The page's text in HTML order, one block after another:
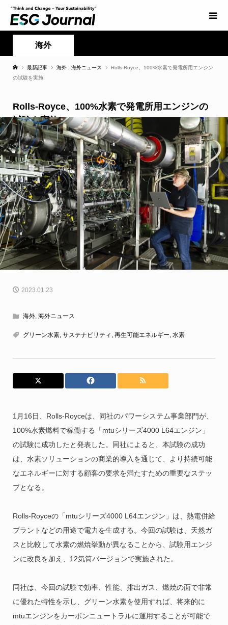
海外
最新記事 海外 海外ニュース
Rolls-Royce、100%水素で発電所用エンジン
の試験を実施
Rolls-Royce、100%水素で発電所用エンジンの
試験を実施
2023.01.23
海外, 海外ニュース
グリーン水素, サステナビリティ 再生可能エネルギー 水素
1月16日、Rolls-Royceは、同社のパワーシステム事業部門が、
100%水素燃料で稼働する「mtuシリーズ4000 L64エンジン」
の試験に成功したと発表した。同社によると、本試験の成功
は、水素ソリューションの商業的導入を通じて、より持続可能
なエネルギーに対する顧客の要求を満たすための重要なステッ
プとなる。
Rolls-Royceの「mtuシリーズ4000 L64エンジン」は、熱電併給
プラントなどの用途で電力を生成する。今回の試験は、天然ガ
スと比較して水素の燃焼挙動が異なることから、試験用エンジ
ンに改良を加え、12気筒バージョンで実施された。
同社は、今回の試験で効率、性能、排出ガス、燃焼の面で非常
に優れた特性を示し、グリーン水素を使用すれば、将来的に
mtuエンジンをカーボンニュートラルに運用することが可能で